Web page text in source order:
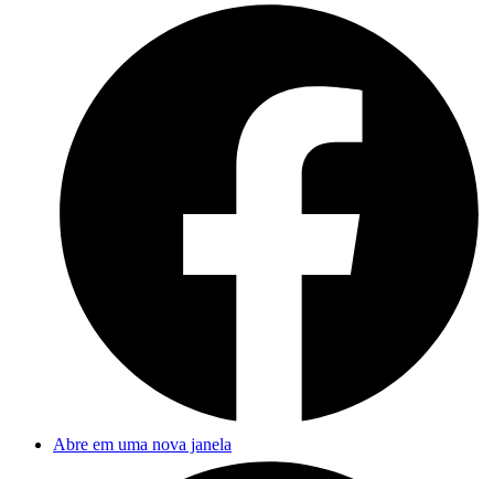
Abre em uma nova janela